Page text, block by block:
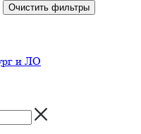
и ЛО